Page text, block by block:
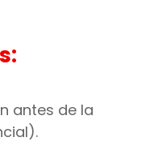
antes de la